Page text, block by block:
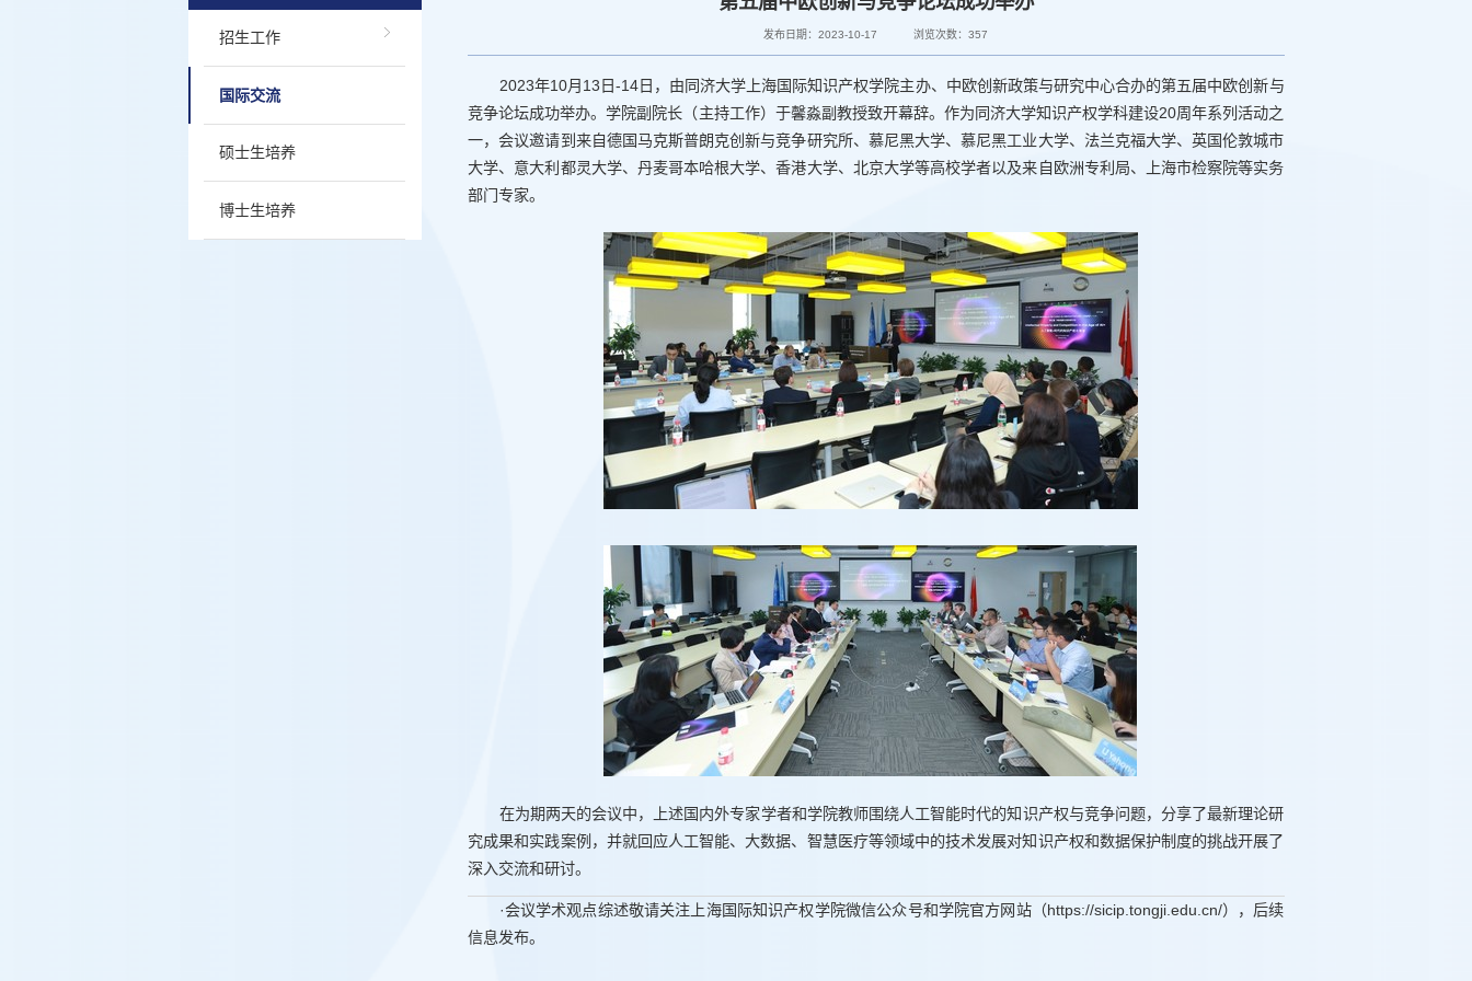
招生工作
国际交流
硕士生培养
博士生培养
发布日期：2023-10-17 浏览次数：357
2023年10月13日-14日，由同济大学上海国际知识产权学院主办、中欧创新政策与研究中心合办的第五届中欧创新与
竞争论坛成功举办。学院副院长（主持工作）于馨淼副教授致开幕辞。作为同济大学知识产权学科建设20周年系列活动之
一，会议邀请到来自德国马克斯普朗克创新与竞争研究所、慕尼黑大学、慕尼黑工业大学、法兰克福大学、英国伦敦城市
大学、意大利都灵大学、丹麦哥本哈根大学、香港大学、北京大学等高校学者以及来自欧洲专利局、上海市检察院等实务
部门专家。
在为期两天的会议中，上述国内外专家学者和学院教师围绕人工智能时代的知识产权与竞争问题，分享了最新理论研
究成果和实践案例，并就回应人工智能、大数据、智慧医疗等领域中的技术发展对知识产权和数据保护制度的挑战开展了
深入交流和研讨。
·会议学术观点综述敬请关注上海国际知识产权学院微信公众号和学院官方网站（https://sicip.tongji.edu.cn/），后续
信息发布。